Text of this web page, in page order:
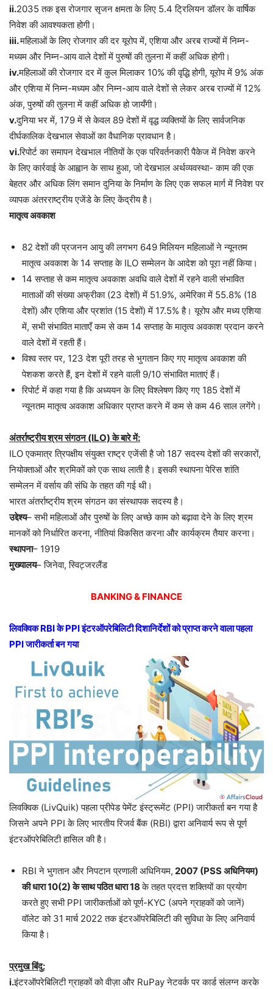
ii.2035 तक इस रोजगार सृजन क्षमता के लिए 5.4 ट्रिलियन डॉलर के वार्षिक
निवेश की आवश्यकता होगी।
iii.महिलाओं के लिए रोजगार की दर यूरोप में, एशिया और अरब राज्यों में निम्न-
मध्यम और निम्न-आय वाले देशों में पुरुषों की तुलना में कहीं अधिक होगी।
iv.महिलाओं की रोजगार दर में कुल मिलाकर 10% की वृद्धि होगी, यूरोप में 9% अंक
और एशिया में निम्न-मध्यम और निम्न-आय वाले देशों से लेकर अरब राज्यों में 12%
अंक, पुरुषों की तुलना में कहीं अधिक हो जायँगी।
v.दुनिया भर में, 179 में से केवल 89 देशों में वृद्ध व्यक्तियों के लिए सार्वजनिक
दीर्घकालिक देखभाल सेवाओं का वैधानिक प्रावधान है।
vi.रिपोर्ट का समापन देखभाल नीतियों के एक परिवर्तनकारी पैकेज में निवेश करने
के लिए कार्रवाई के आह्वान के साथ हुआ, जो देखभाल अर्थव्यवस्था- काम की एक
बेहतर और अधिक लिंग समान दुनिया के निर्माण के लिए एक सफल मार्ग में निवेश पर
व्यापक अंतरराष्ट्रीय एजेंडे के लिए केंद्रीय है।
मातृत्व अवकाश
82 देशों की प्रजनन आयु की लगभग 649 मिलियन महिलाओं ने न्यूनतम
मातृत्व अवकाश के 14 सप्ताह के ILO सम्मेलन के आदेश को पूरा नहीं किया।
14 सप्ताह से कम मातृत्व अवकाश अवधि वाले देशों में रहने वाली संभावित
माताओं की संख्या अफ्रीका (23 देशों) में 51.9%, अमेरिका में 55.8% (18
देशों) और एशिया और प्रशांत (15 देशों) में 17.5% है। यूरोप और मध्य एशिया
में, सभी संभावित माताएँ कम से कम 14 सप्ताह के मातृत्व अवकाश प्रदान करने
वाले देशों में रहती हैं।
विश्व स्तर पर, 123 देश पूरी तरह से भुगतान किए गए मातृत्व अवकाश की
पेशकश करते हैं, इन देशों में रहने वाली 9/10 संभावित माताएं हैं।
रिपोर्ट में कहा गया है कि अध्ययन के लिए विश्लेषण किए गए 185 देशों में
न्यूनतम मातृत्व अवकाश अधिकार प्राप्त करने में कम से कम 46 साल लगेंगे।
अंतर्राष्ट्रीय श्रम संगठन (ILO) के बारे में:
ILO एकमात्र त्रिपक्षीय संयुक्त राष्ट्र एजेंसी है जो 187 सदस्य देशों की सरकारों,
नियोक्ताओं और श्रमिकों को एक साथ लाती है। इसकी स्थापना पेरिस शांति
सम्मेलन में वर्साय की संधि के तहत की गई थी।
भारत अंतर्राष्ट्रीय श्रम संगठन का संस्थापक सदस्य है।
उद्देश्य– सभी महिलाओं और पुरुषों के लिए अच्छे काम को बढ़ावा देने के लिए श्रम
मानकों को निर्धारित करना, नीतियां विकसित करना और कार्यक्रम तैयार करना।
स्थापना– 1919
मुख्यालय– जिनेवा, स्विट्जरलैंड
BANKING & FINANCE
लिवक्विक RBI के PPI इंटरऑपरेबिलिटी दिशानिर्देशों को प्राप्त करने वाला पहला
PPI जारीकर्ता बन गया
लिवक्विक (LivQuik) पहला प्रीपेड पेमेंट इंस्ट्रूमेंट (PPI) जारीकर्ता बन गया है
जिसने अपने PPI के लिए भारतीय रिजर्व बैंक (RBI) द्वारा अनिवार्य रूप से पूर्ण
इंटरऑपरेबिलिटी हासिल की है।
RBI ने भुगतान और निपटान प्रणाली अधिनियम, 2007 (PSS अधिनियम)
की धारा 10(2) के साथ पठित धारा 18के तहत प्रदत्त शक्तियों का प्रयोग
करते हुए सभी PPI जारीकर्ताओं को पूर्ण-KYC (अपने ग्राहकों को जानें)
वॉलेट को 31 मार्च 2022 तक इंटरऑपरेबिलिटी की सुविधा के लिए अनिवार्य
किया है।
प्रमुख बिंदु:
i.इंटरऑपरेबिलिटी ग्राहकों को वीज़ा और RuPay नेटवर्क पर कार्ड संलग्न करके